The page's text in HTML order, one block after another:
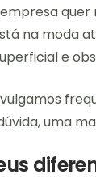
na moda
e
uma